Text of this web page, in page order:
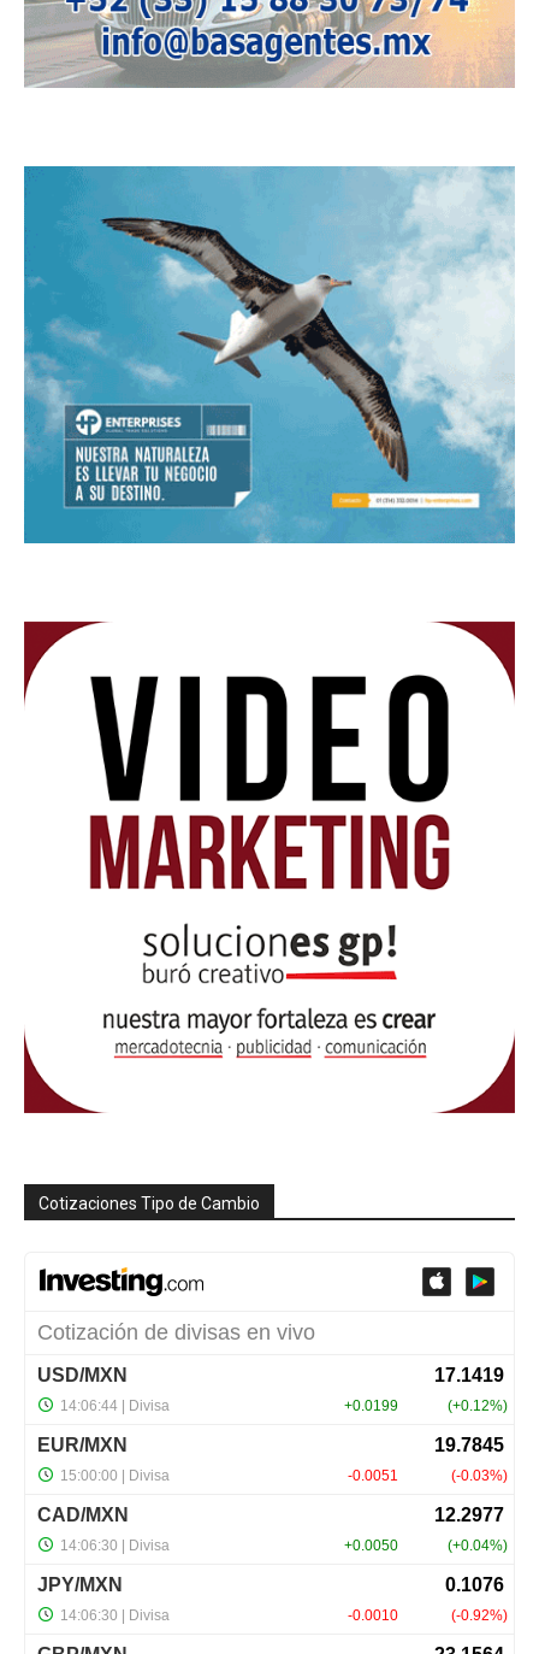
Cotizaciones Tipo de Cambio